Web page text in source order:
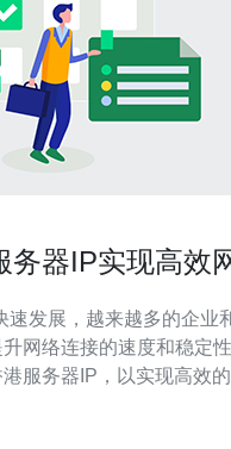
务器IP实现高效
络连接的速度和稳定性。
服务器IP，以实现高效
础设施的优势，成为了连